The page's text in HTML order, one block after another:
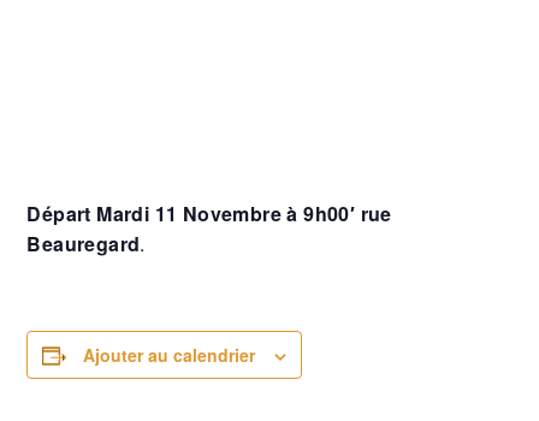
Départ Mardi 11 Novembre à 9h00′ rue
Beauregard.
Ajouter au calendrier